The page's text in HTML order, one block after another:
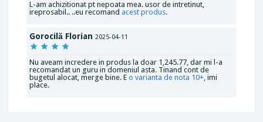
L-am achizitionat pt nepoata mea. usor de intretinut,
ireprosabil.. ..eu recomand acest produs.
Gorocilă Florian 2025-04-11
Nu aveam incredere in produs la doar 1,245.77, dar mi l-a
recomandat un guru in domeniul asta. Tinand cont de
bugetul alocat, merge bine. E o varianta de nota 10+, imi
place.